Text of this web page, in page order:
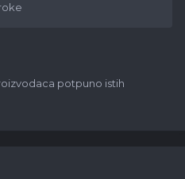
potpuno istih